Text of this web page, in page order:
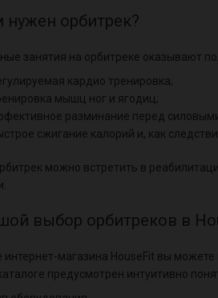
нужен орбитрек?
занятия на орбитреке оказывают
кардио тренировка;
мышц ног и ягодиц;
разминание перед
сжигание калорий и, как
можно встретить в
выбор орбитреков в
интернет-магазина HouseFit вы
предусмотрен интуитивно